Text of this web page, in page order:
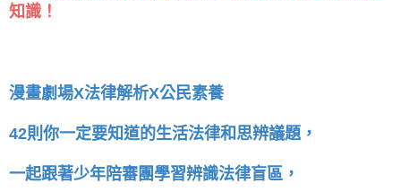
知識！
漫畫劇場X法律解析X公民素養
42則你一定要知道的生活法律和思辨議題，
一起跟著少年陪審團學習辨識法律盲區，